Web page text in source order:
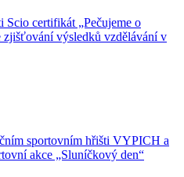
Scio certifikát „Pečujeme o
zjišťování výsledků vzdělávání v
sportovním hřišti VYPICH a
akce „Sluníčkový den“